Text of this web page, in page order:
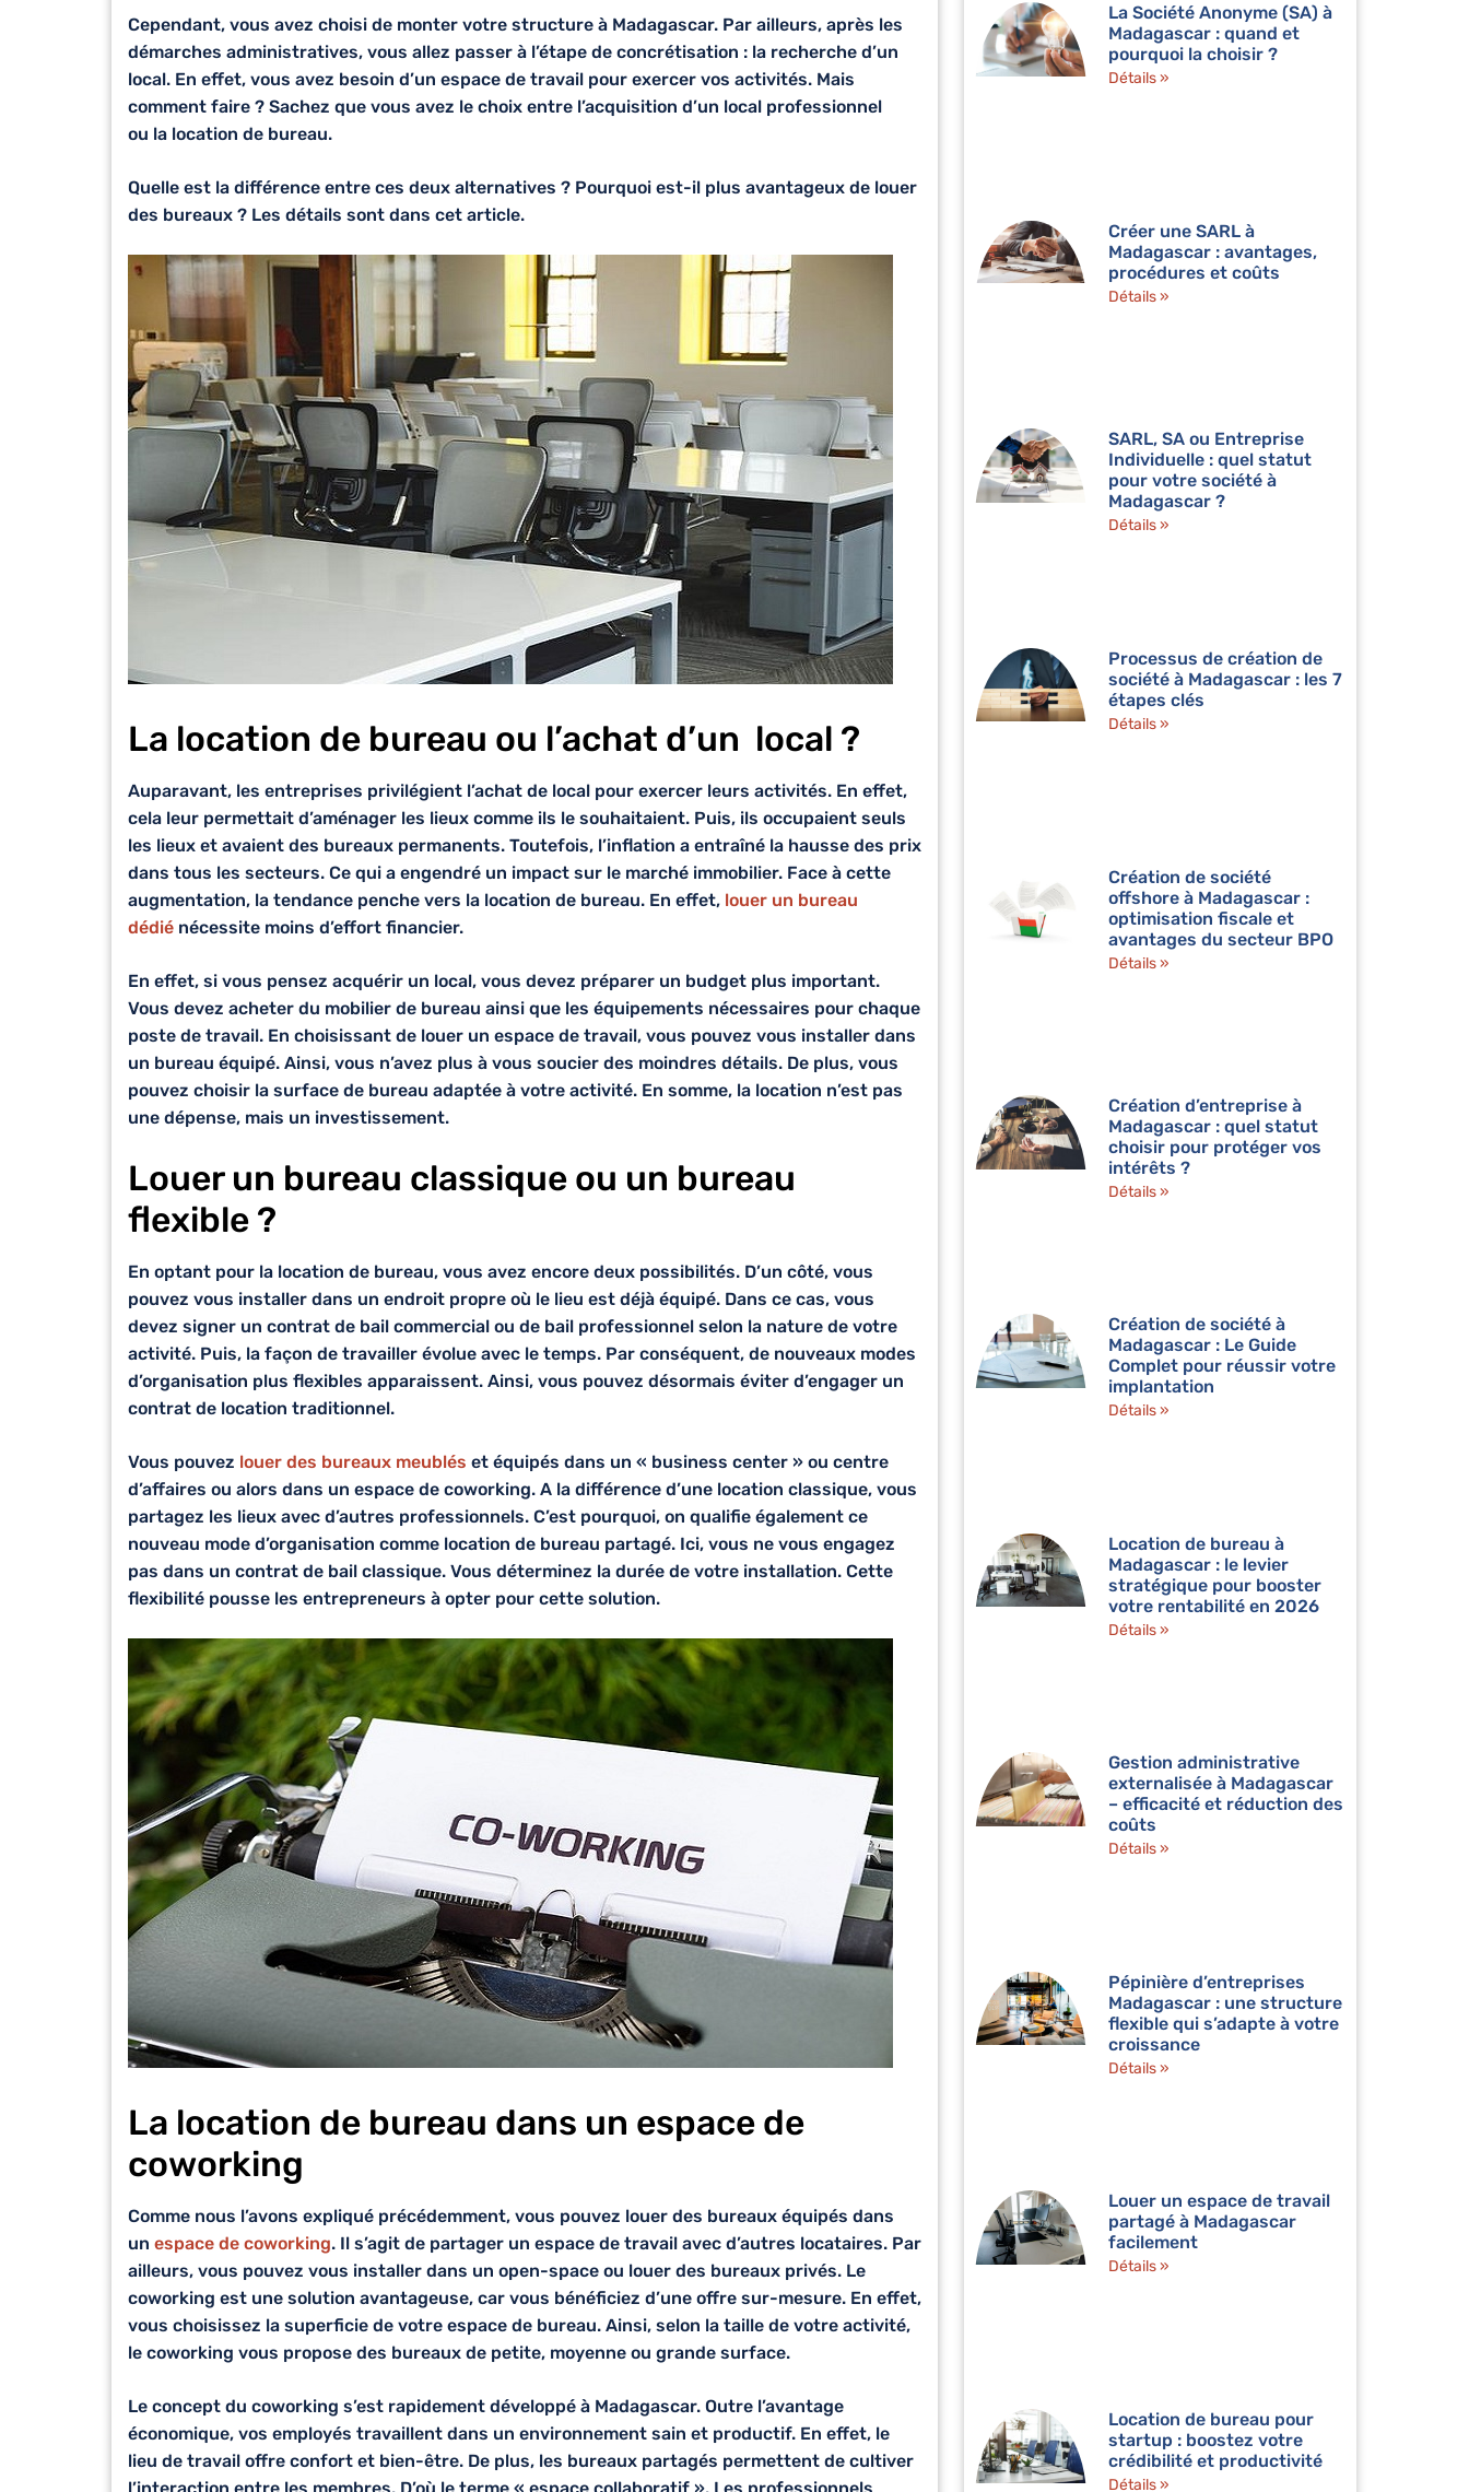
Cependant, vous avez choisi de monter votre structure à Madagascar. Par ailleurs, après les
démarches administratives, vous allez passer à l’étape de concrétisation : la recherche d’un
local. En effet, vous avez besoin d’un espace de travail pour exercer vos activités. Mais
comment faire ? Sachez que vous avez le choix entre l’acquisition d’un local professionnel
ou la location de bureau.
Quelle est la différence entre ces deux alternatives ? Pourquoi est-il plus avantageux de louer
des bureaux ? Les détails sont dans cet article.
La location de bureau ou l’achat d’un local ?
Auparavant, les entreprises privilégient l’achat de local pour exercer leurs activités. En effet,
cela leur permettait d’aménager les lieux comme ils le souhaitaient. Puis, ils occupaient seuls
les lieux et avaient des bureaux permanents. Toutefois, l’inflation a entraîné la hausse des prix
dans tous les secteurs. Ce qui a engendré un impact sur le marché immobilier. Face à cette
augmentation, la tendance penche vers la location de bureau. En effet, louer un bureau
dédié nécessite moins d’effort financier.
En effet, si vous pensez acquérir un local, vous devez préparer un budget plus important.
Vous devez acheter du mobilier de bureau ainsi que les équipements nécessaires pour chaque
poste de travail. En choisissant de louer un espace de travail, vous pouvez vous installer dans
un bureau équipé. Ainsi, vous n’avez plus à vous soucier des moindres détails. De plus, vous
pouvez choisir la surface de bureau adaptée à votre activité. En somme, la location n’est pas
une dépense, mais un investissement.
Louer un bureau classique ou un bureau
flexible ?
En optant pour la location de bureau, vous avez encore deux possibilités. D’un côté, vous
pouvez vous installer dans un endroit propre où le lieu est déjà équipé. Dans ce cas, vous
devez signer un contrat de bail commercial ou de bail professionnel selon la nature de votre
activité. Puis, la façon de travailler évolue avec le temps. Par conséquent, de nouveaux modes
d’organisation plus flexibles apparaissent. Ainsi, vous pouvez désormais éviter d’engager un
contrat de location traditionnel.
Vous pouvez louer des bureaux meublés et équipés dans un « business center » ou centre
d’affaires ou alors dans un espace de coworking. A la différence d’une location classique, vous
partagez les lieux avec d’autres professionnels. C’est pourquoi, on qualifie également ce
nouveau mode d’organisation comme location de bureau partagé. Ici, vous ne vous engagez
pas dans un contrat de bail classique. Vous déterminez la durée de votre installation. Cette
flexibilité pousse les entrepreneurs à opter pour cette solution.
La location de bureau dans un espace de
coworking
Comme nous l’avons expliqué précédemment, vous pouvez louer des bureaux équipés dans
un espace de coworking. Il s’agit de partager un espace de travail avec d’autres locataires. Par
ailleurs, vous pouvez vous installer dans un open-space ou louer des bureaux privés. Le
coworking est une solution avantageuse, car vous bénéficiez d’une offre sur-mesure. En effet,
vous choisissez la superficie de votre espace de bureau. Ainsi, selon la taille de votre activité,
le coworking vous propose des bureaux de petite, moyenne ou grande surface.
Le concept du coworking s’est rapidement développé à Madagascar. Outre l’avantage
économique, vos employés travaillent dans un environnement sain et productif. En effet, le
lieu de travail offre confort et bien-être. De plus, les bureaux partagés permettent de cultiver
l’interaction entre les membres. D’où le terme « espace collaboratif ». Les professionnels
La Société Anonyme (SA) à
Madagascar : quand et
pourquoi la choisir ?
Détails »
Créer une SARL à
Madagascar : avantages,
procédures et coûts
Détails »
SARL, SA ou Entreprise
Individuelle : quel statut
pour votre société à
Madagascar ?
Détails »
Processus de création de
société à Madagascar : les 7
étapes clés
Détails »
Création de société
offshore à Madagascar :
optimisation fiscale et
avantages du secteur BPO
Détails »
Création d’entreprise à
Madagascar : quel statut
choisir pour protéger vos
intérêts ?
Détails »
Création de société à
Madagascar : Le Guide
Complet pour réussir votre
implantation
Détails »
Location de bureau à
Madagascar : le levier
stratégique pour booster
votre rentabilité en 2026
Détails »
Gestion administrative
externalisée à Madagascar
– efficacité et réduction des
coûts
Détails »
Pépinière d’entreprises
Madagascar : une structure
flexible qui s’adapte à votre
croissance
Détails »
Louer un espace de travail
partagé à Madagascar
facilement
Détails »
Location de bureau pour
startup : boostez votre
crédibilité et productivité
Détails »